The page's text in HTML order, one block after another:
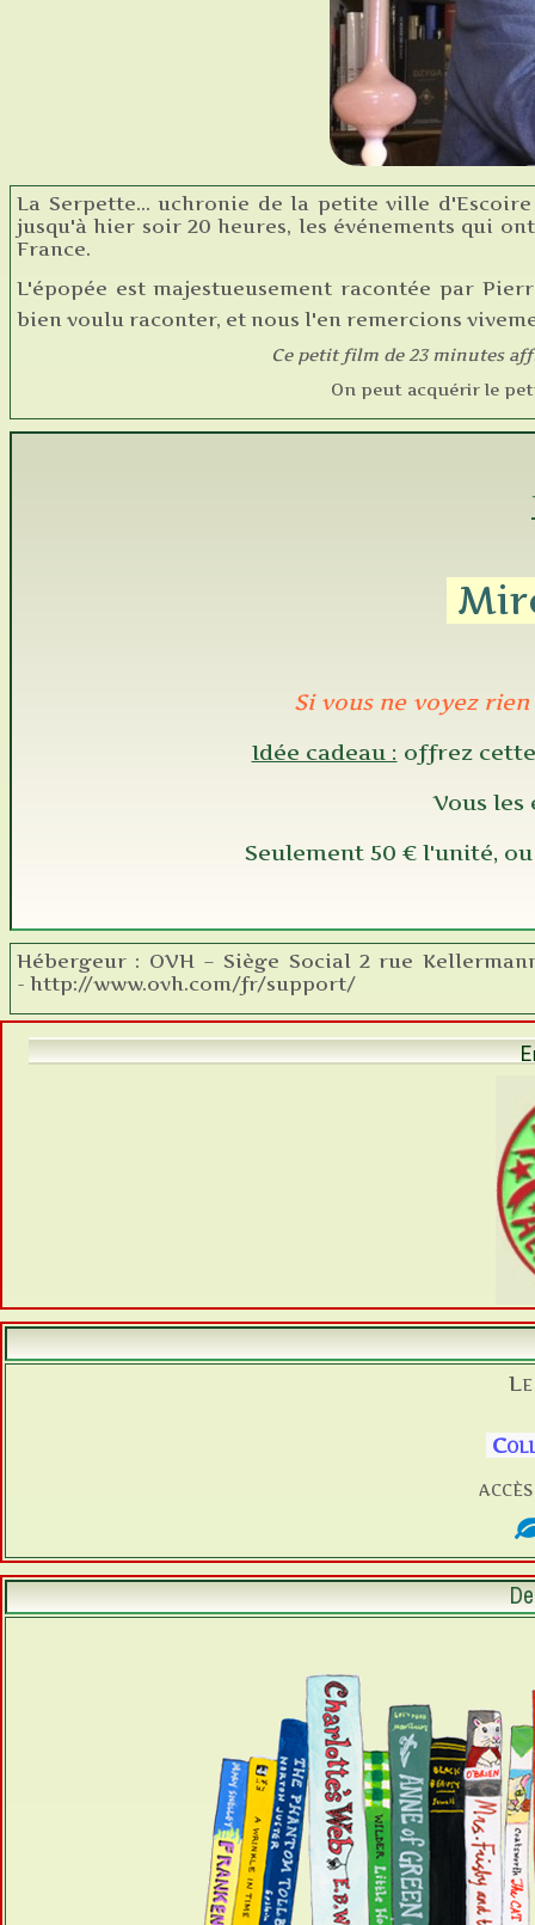
La Serpette... uchronie de la petite ville
jusqu'à hier soir 20 heures, les événements qui
France.
L'épopée est majestueusement racontée par
bien voulu raconter, et nous l'en remercions
Ce petit film de 23 minutes
On peut acquérir le
Si vous ne voyez
Idée cadeau : offrez
Vous les
Seulement 50 € l'unité, ou
Hébergeur : OVH – Siège Social 2 rue
- http://www.ovh.com/fr/support/